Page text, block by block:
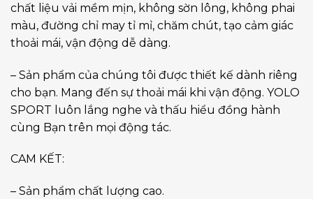
chất liệu vải mềm mịn, không sờn lông, không phai
màu, đường chỉ may tỉ mỉ, chăm chút, tạo cảm giác
thoải mái, vận động dễ dàng.
– Sản phẩm của chúng tôi được thiết kế dành riêng
cho bạn. Mang đến sự thoải mái khi vận động. YOLO
SPORT luôn lắng nghe và thấu hiểu đồng hành
cùng Bạn trên mọi động tác.
CAM KẾT:
– Sản phẩm chất lượng cao.